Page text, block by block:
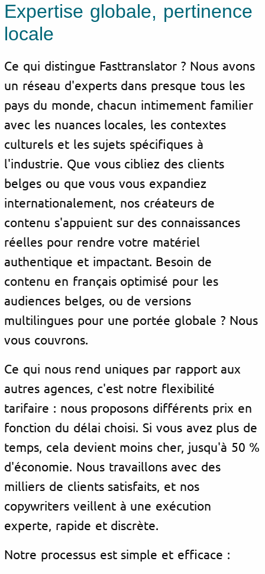
Expertise globale, pertinence
locale
Ce qui distingue Fasttranslator ? Nous avons
un réseau d'experts dans presque tous les
pays du monde, chacun intimement familier
avec les nuances locales, les contextes
culturels et les sujets spécifiques à
l'industrie. Que vous cibliez des clients
belges ou que vous vous expandiez
internationalement, nos créateurs de
contenu s'appuient sur des connaissances
réelles pour rendre votre matériel
authentique et impactant. Besoin de
contenu en français optimisé pour les
audiences belges, ou de versions
multilingues pour une portée globale ? Nous
vous couvrons.
Ce qui nous rend uniques par rapport aux
autres agences, c'est notre flexibilité
tarifaire : nous proposons différents prix en
fonction du délai choisi. Si vous avez plus de
temps, cela devient moins cher, jusqu'à 50 %
d'économie. Nous travaillons avec des
milliers de clients satisfaits, et nos
copywriters veillent à une exécution
experte, rapide et discrète.
Notre processus est simple et efficace :